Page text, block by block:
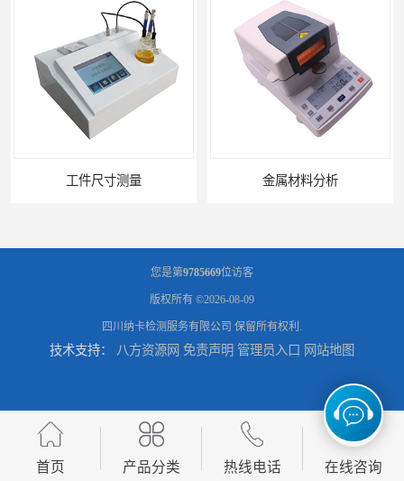
金属材料分析 产品失效分析
可靠性环境试验 UV测试
您是第9785669位访客
版权所有 ©2026-08-09
四川纳卡检测服务有限公司 保留所有权利.
技术支持： 八方资源网 免责声明 管理员入口 网站地图
首页 产品分类 热线电话 在线咨询